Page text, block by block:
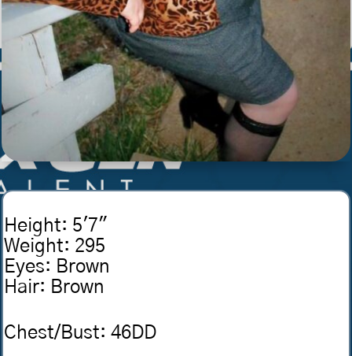
Height: 5'7"
Weight: 295
Eyes: Brown
Hair: Brown
Chest/Bust:46DD